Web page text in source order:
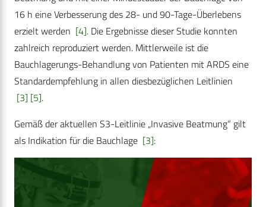
16 h eine Verbesserung des 28- und 90-­Tage-­Überlebens
erzielt werden [4]. Die Ergebnisse dieser Studie konnten
zahlreich reproduziert werden. Mittlerweile ist die
Bauchlagerungs-Behandlung von Patienten mit ARDS eine
Standardempfehlung in allen diesbezüglichen Leitlinien
[3] [5].
Gemäß der aktuellen S3-Leitlinie „Invasive Beatmung“ gilt
als Indikation für die Bauchlage [3]: